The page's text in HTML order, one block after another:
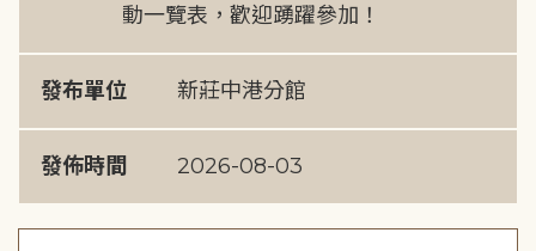
動一覽表，歡迎踴躍參加！
發布單位 新莊中港分館
發佈時間 2026-08-03